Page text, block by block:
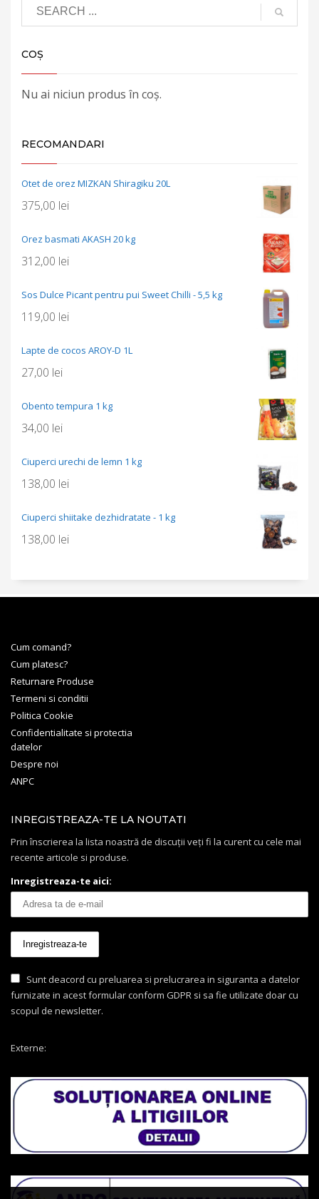
COȘ
Nu ai niciun produs în coș.
RECOMANDARI
Otet de orez MIZKAN Shiragiku 20L
375,00 lei
Orez basmati AKASH 20 kg
312,00 lei
Sos Dulce Picant pentru pui Sweet Chilli - 5,5 kg
119,00 lei
Lapte de cocos AROY-D 1L
27,00 lei
Obento tempura 1 kg
34,00 lei
Ciuperci urechi de lemn 1 kg
138,00 lei
Ciuperci shiitake dezhidratate - 1 kg
138,00 lei
Cum comand?
Cum platesc?
Returnare Produse
Termeni si conditii
Politica Cookie
Confidentialitate si protectia
datelor
Despre noi
ANPC
INREGISTREAZA-TE LA NOUTATI
Prin înscrierea la lista noastră de discuții veți fi la curent cu cele mai
recente articole si produse.
Inregistreaza-te aici:
Sunt deacord cu preluarea si prelucrarea in siguranta a datelor
furnizate in acest formular conform GDPR si sa fie utilizate doar cu
scopul de newsletter.
Externe: